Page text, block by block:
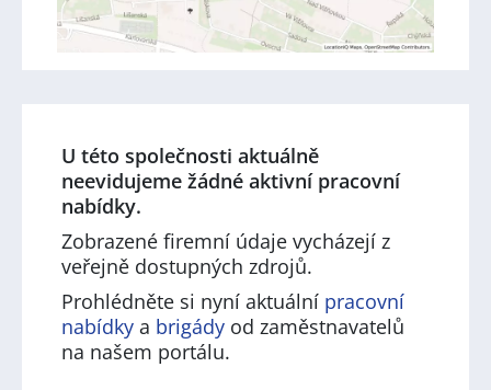
U této společnosti aktuálně
neevidujeme žádné aktivní pracovní
nabídky.
Zobrazené firemní údaje vycházejí z
veřejně dostupných zdrojů.
Prohlédněte si nyní aktuální pracovní
nabídky a brigády od zaměstnavatelů
na našem portálu.